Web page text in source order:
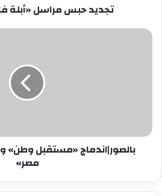
تجديد حبس مراسل «أبلة فاهيتا»
بالصور|
مصر»
بالصور|اندماج «مستقبل وطن»
مصر»